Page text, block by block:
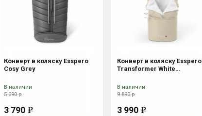
Конверт в коляску Esspero
Cosy Grey
5 090 р
3 790 e
В наличии
Конверт в коляску Esspero
Transformer White
Beige
9 890 р
3 990 e
В наличии